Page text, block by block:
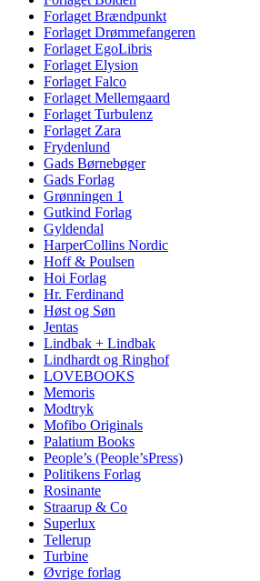
Forlaget Brændpunkt
Forlaget Drømmefangeren
Forlaget EgoLibris
Forlaget Elysion
Forlaget Falco
Forlaget Mellemgaard
Forlaget Turbulenz
Forlaget Zara
Frydenlund
Gads Børnebøger
Gads Forlag
Grønningen 1
Gutkind Forlag
Gyldendal
HarperCollins Nordic
Hoff & Poulsen
Hoi Forlag
Hr. Ferdinand
Høst og Søn
Jentas
Lindbak + Lindbak
Lindhardt og Ringhof
LOVEBOOKS
Memoris
Modtryk
Mofibo Originals
Palatium Books
People’s (People’sPress)
Politikens Forlag
Rosinante
Straarup & Co
Superlux
Tellerup
Turbine
Øvrige forlag